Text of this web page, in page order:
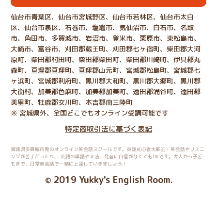
仙台市青葉区、仙台市宮城野区、仙台市若林区、仙台市太白
区、仙台市泉区、石巻市、塩竈市、気仙沼市、白石市、名取
市、角田市、多賀城市、岩沼市、登米市、栗原市、東松島市、
大崎市、富谷市、刈田郡蔵王町、刈田郡七ヶ宿町、柴田郡大河
原町、柴田郡村田町、柴田郡柴田町、柴田郡川崎町、伊具郡丸
森町、亘理郡亘理町、亘理郡山元町、宮城郡松島町、宮城郡七
ヶ浜町、宮城郡利府町、黒川郡大和町、黒川郡大郷町、黒川郡
大衡村、加美郡色麻町、加美郡加美町、遠田郡涌谷町、遠田郡
美里町、牡鹿郡女川町、本吉郡南三陸町
※ 宮城県外、全国どこでもオンライン受講可能です
特定商取引法に基づく表記
宮城県多賀城市発のオンライン英会話スクールです。英語初心者大歓迎！英会話やリスニ
ングが苦手だったり、
英語の単語や文法、発音に自信がなくてもOKです。大人から子ど
もまで、日常英会話で一緒に上達していきましょう！
© 2019 Yukky's English Room.